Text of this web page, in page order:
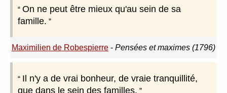
On ne peut être mieux qu'au sein de sa
famille.
Maximilien de Robespierre - Pensées et maximes (1796)
Il n'y a de vrai bonheur, de vraie tranquillité,
que dans le sein des familles.